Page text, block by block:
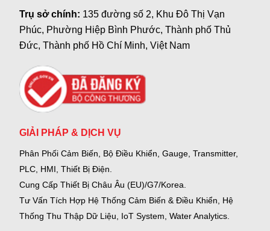
Trụ sở chính: 135 đường số 2, Khu Đô Thị Vạn
Phúc, Phường Hiệp Bình Phước, Thành phố Thủ
Đức, Thành phố Hồ Chí Minh, Việt Nam
GIẢI PHÁP & DỊCH VỤ
Phân Phối Cảm Biến, Bộ Điều Khiển, Gauge, Transmitter,
PLC, HMI, Thiết Bị Điện.
Cung Cấp Thiết Bị Châu Âu (EU)/G7/Korea.
Tư Vấn Tích Hợp Hệ Thống Cảm Biến & Điều Khiển, Hệ
Thống Thu Thập Dữ Liệu, IoT System, Water Analytics.